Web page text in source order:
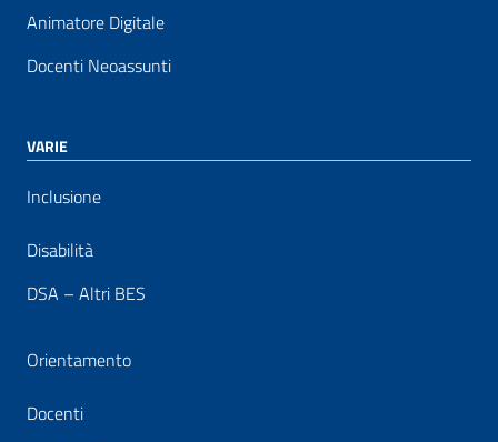
Animatore Digitale
Docenti Neoassunti
VARIE
Inclusione
Disabilità
DSA – Altri BES
Orientamento
Docenti